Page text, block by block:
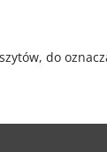
do